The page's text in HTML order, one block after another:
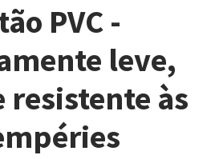
PVC -
leve,
resistente às